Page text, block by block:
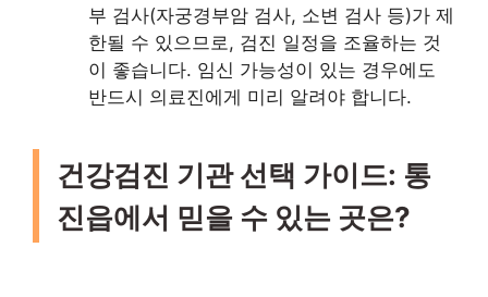
부 검사(자궁경부암 검사, 소변 검사 등)가 제
한될 수 있으므로, 검진 일정을 조율하는 것
이 좋습니다. 임신 가능성이 있는 경우에도
반드시 의료진에게 미리 알려야 합니다.
건강검진 기관 선택 가이드: 통
진읍에서 믿을 수 있는 곳은?